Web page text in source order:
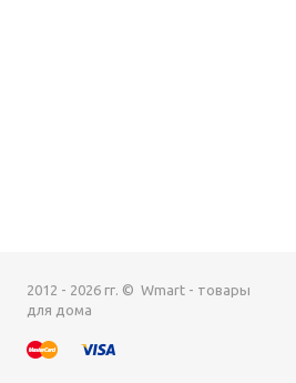
2012 - 2026 гг. © Wmart - товары
для дома